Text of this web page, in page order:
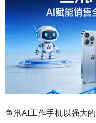
鱼汛AI工作手机以强大的